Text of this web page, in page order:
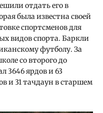
отдать его в
была известна своей
спортсменов для
видов спорта. Баркли
футболу. За
со второго до
3646 ярдов и 63
и 31 тачдаун в старшем